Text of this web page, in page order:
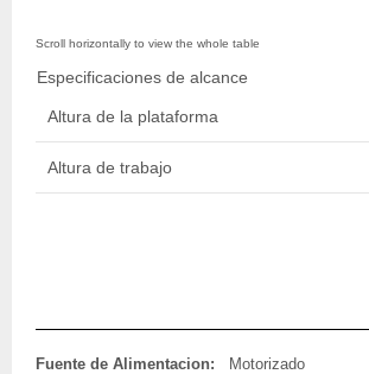
Especificaciones de alcance
Altura de la plataforma
Altura de trabajo
Fuente de Alimentacion:
Motorizado